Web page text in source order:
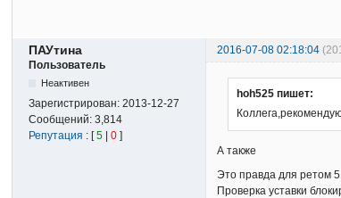
ПАУтина 2016-07-08 02:18:04
Пользователь
Неактивен
Зарегистрирован:2013-12-27
Сообщений:3,814
Репутация : [5 |0 ]
hoh525 пишет:
А также
Это правда для ретом
Проверка уставки